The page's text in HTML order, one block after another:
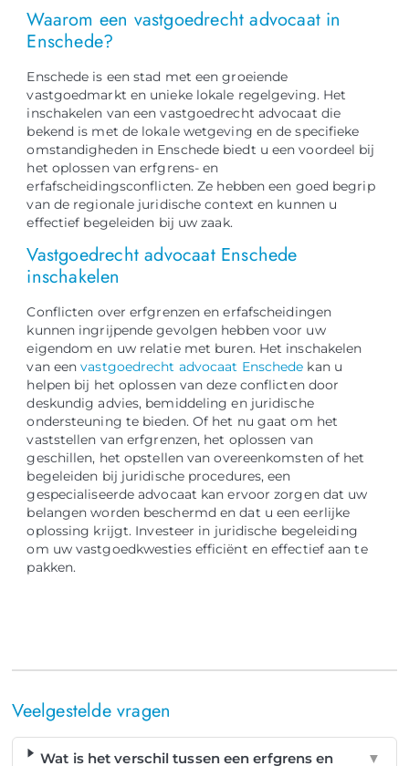
Waarom een vastgoedrecht advocaat in
Enschede?
Enschede is een stad met een groeiende
vastgoedmarkt en unieke lokale regelgeving. Het
inschakelen van een vastgoedrecht advocaat die
bekend is met de lokale wetgeving en de specifieke
omstandigheden in Enschede biedt u een voordeel bij
het oplossen van erfgrens- en
erfafscheidingsconflicten. Ze hebben een goed begrip
van de regionale juridische context en kunnen u
effectief begeleiden bij uw zaak.
Vastgoedrecht advocaat Enschede
inschakelen
Conflicten over erfgrenzen en erfafscheidingen
kunnen ingrijpende gevolgen hebben voor uw
eigendom en uw relatie met buren. Het inschakelen
van eenvastgoedrecht advocaat Enschede kan u
helpen bij het oplossen van deze conflicten door
deskundig advies, bemiddeling en juridische
ondersteuning te bieden. Of het nu gaat om het
vaststellen van erfgrenzen, het oplossen van
geschillen, het opstellen van overeenkomsten of het
begeleiden bij juridische procedures, een
gespecialiseerde advocaat kan ervoor zorgen dat uw
belangen worden beschermd en dat u een eerlijke
oplossing krijgt. Investeer in juridische begeleiding
om uw vastgoedkwesties efficiënt en effectief aan te
pakken.
Veelgestelde vragen
Wat is het verschil tussen een erfgrens en ▼